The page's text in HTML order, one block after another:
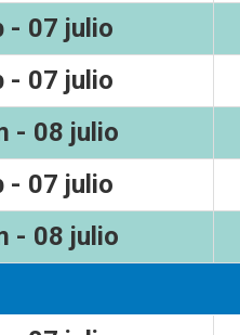
- 07 julio
- 07 julio
- 08 julio
- 07 julio
- 08 julio